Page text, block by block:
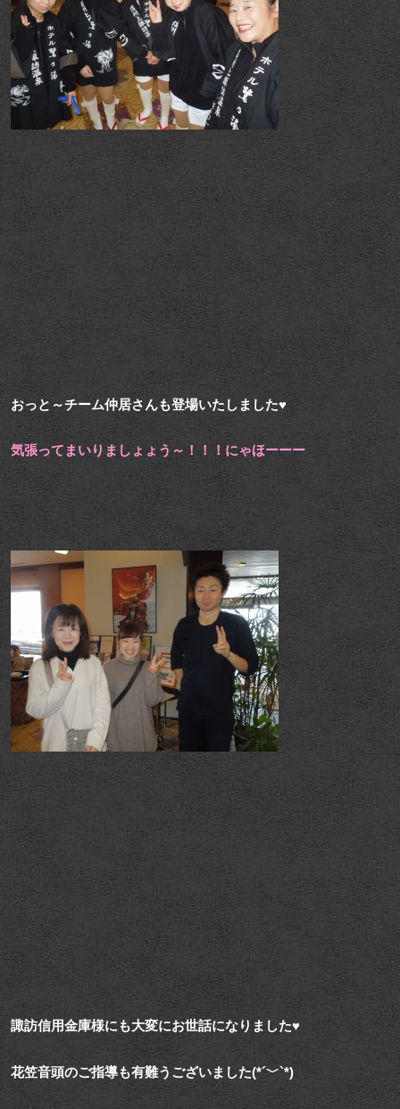
おっと～チーム仲居さんも登場いたしました♥
気張ってまいりましょょう～！！！にゃほーーー
諏訪信用金庫様にも大変にお世話になりました♥
花笠音頭のご指導も有難うございました(*´﹀`*)